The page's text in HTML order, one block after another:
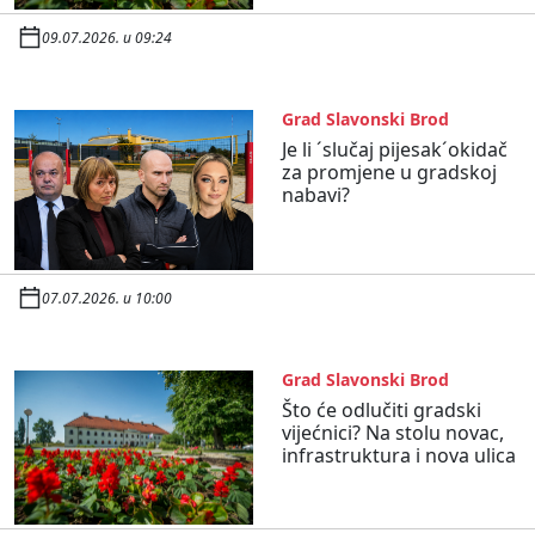
09.07.2026. u 09:24
Grad Slavonski Brod
Je li ´slučaj pijesak´okidač
za promjene u gradskoj
nabavi?
07.07.2026. u 10:00
Grad Slavonski Brod
Što će odlučiti gradski
vijećnici? Na stolu novac,
infrastruktura i nova ulica